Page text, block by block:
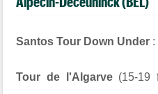
Santos Tour Down Under :
Tour de l'Algarve(15-19